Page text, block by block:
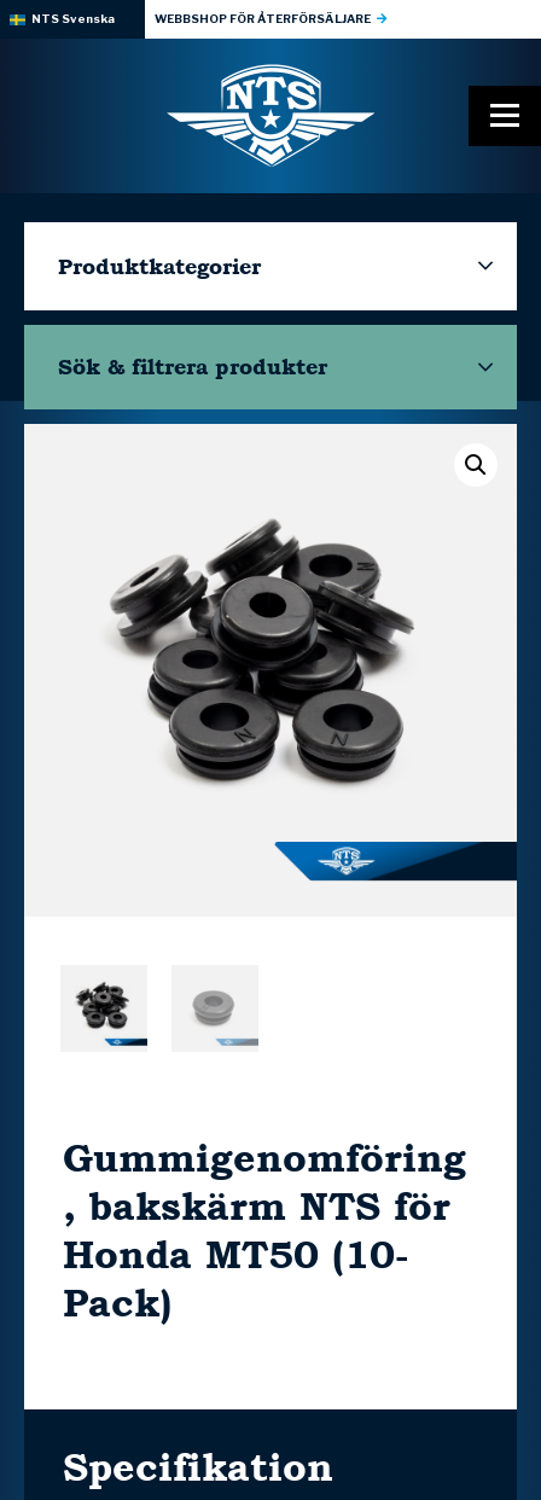
NTS Svenska WEBBSHOP FÖR ÅTERFÖRSÄLJARE
Produktkategorier
Sök & filtrera produkter
Gummigenomföring
, bakskärm NTS för
Honda MT50 (10-
Pack)
Specifikation